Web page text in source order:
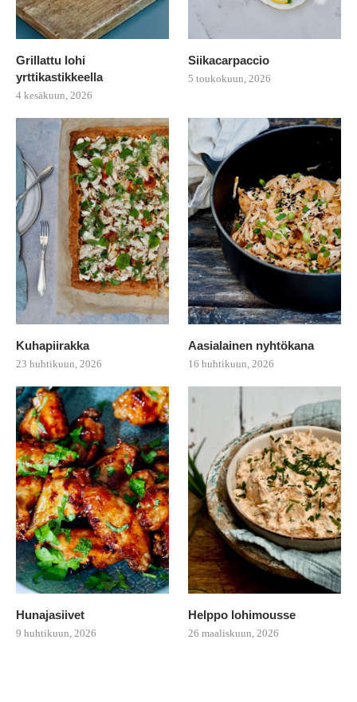
Grillattu lohi
yrttikastikkeella
4 kesäkuun, 2026
Siikacarpaccio
5 toukokuun, 2026
Kuhapiirakka
23 huhtikuun, 2026
Aasialainen nyhtökana
16 huhtikuun, 2026
Hunajasiivet
9 huhtikuun, 2026
Helppo lohimousse
26 maaliskuun, 2026